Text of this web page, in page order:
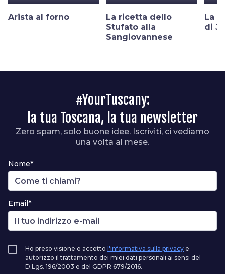
Arista al forno
La ricetta dello
Stufato alla
Sangiovannese
La
di
#YourTuscany:
la tua Toscana, la tua newsletter
Zero spam, solo buone idee. Iscriviti, ci vediamo
una volta al mese.
Nome*
Email*
Ho preso visione e accetto l'informativa sulla privacy e
autorizzo il trattamento dei miei dati personali ai sensi del
D.Lgs. 196/2003 e del GDPR 679/2016.